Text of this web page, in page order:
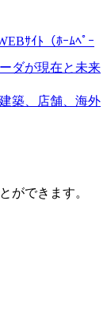
ｻｲﾄ（ﾎｰﾑﾍﾟｰ
ダが現在と未来
築、店舗、海外
ができます。